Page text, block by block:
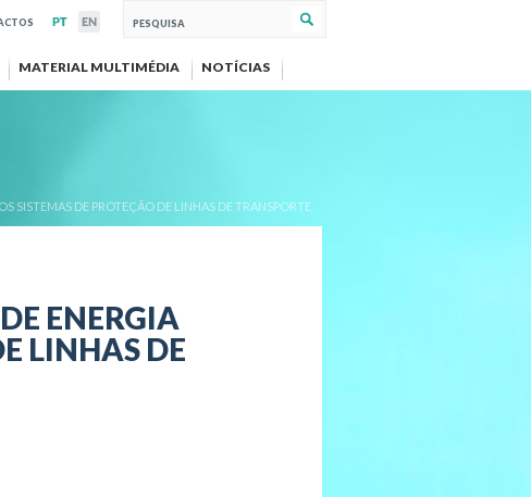
MATERIAL MULTIMÉDIA
NOTÍCIAS
SISTEMAS DE PROTEÇÃO DE LINHAS DE TRANSPORTE
ENERGIA
LINHAS DE